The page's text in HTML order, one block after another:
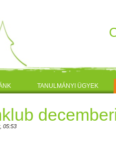
TANULMÁNYI ÜGYEK
05:53